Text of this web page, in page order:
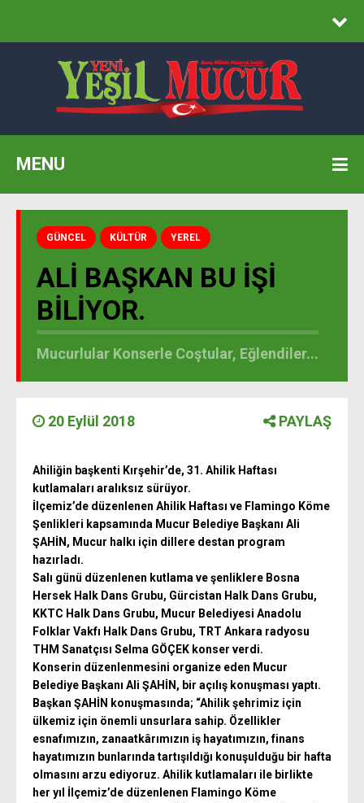
MENU
GÜNCEL KÜLTÜR YEREL
ALI BAŞKAN BU İŞI
BILIYOR.
Mucurlular Konserle Coştular, Eğlendiler...
20 Eylül 2018 PAYLAŞ
Ahiliğin başkenti Kırşehir’de, 31. Ahilik Haftası
kutlamaları aralıksız sürüyor.
İlçemiz’de düzenlenen Ahilik Haftası ve Flamingo Köme
Şenlikleri kapsamında Mucur Belediye Başkanı Ali
ŞAHİN, Mucur halkı için dillere destan program
hazırladı.
Salı günü düzenlenen kutlama ve şenliklere Bosna
Hersek Halk Dans Grubu, Gürcistan Halk Dans Grubu,
KKTC Halk Dans Grubu, Mucur Belediyesi Anadolu
Folklar Vakfı Halk Dans Grubu, TRT Ankara radyosu
THM Sanatçısı Selma GÖÇEK konser verdi.
Konserin düzenlenmesini organize eden Mucur
Belediye Başkanı Ali ŞAHİN, bir açılış konuşması yaptı.
Başkan ŞAHİN konuşmasında; “Ahilik şehrimiz için
ülkemiz için önemli unsurlara sahip. Özellikler
esnafımızın, zanaatkârımızın iş hayatımızın, finans
hayatımızın bunlarında tartışıldığı konuşulduğu bir hafta
olmasını arzu ediyoruz. Ahilik kutlamaları ile birlikte
her yıl İlçemiz’de düzenlenen Flamingo Köme